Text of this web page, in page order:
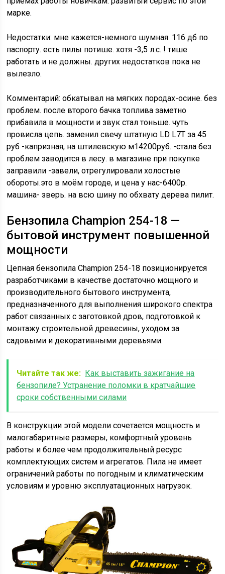
марке.
Недостатки: мне кажется-немного шумная. 116 дб по
паспорту. есть пилы потише. хотя -3,5 л.с. ! тише
работать и не должны. других недостатков пока не
вылезло.
Комментарий: обкатывал на мягких породах-осине. без
проблем. после второго бачка топлива заметно
прибавила в мощности и звук стал тоньше. чуть
провисла цепь. заменил свечу штатную LD L7T за 45
руб -капризная, на штилевскую м14200руб. -стала без
проблем заводится в лесу. в магазине при покупке
заправили -завели, отрегулировали холостые
обороты.это в моём городе, и цена у нас-6400р.
машина- зверь. на всю шину по обхвату дерева пилит.
Бензопила Champion 254-18 —
бытовой инструмент повышенной
мощности
Цепная бензопила Champion 254-18 позиционируется
разработчиками в качестве достаточно мощного и
производительного бытового инструмента,
предназначенного для выполнения широкого спектра
работ связанных с заготовкой дров, подготовкой к
монтажу строительной древесины, уходом за
садовыми и декоративными деревьями.
Читайте так же: Как выставить зажигание на
бензопиле? Устранение поломки в кратчайшие
сроки собственными силами
В конструкции этой модели сочетается мощность и
малогабаритные размеры, комфортный уровень
работы и более чем продолжительный ресурс
комплектующих систем и агрегатов. Пила не имеет
ограничений работы по погодным и климатическим
условиям и уровню эксплуатационных нагрузок.